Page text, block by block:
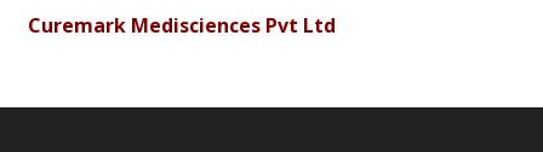
Curemark Medisciences Pvt Ltd